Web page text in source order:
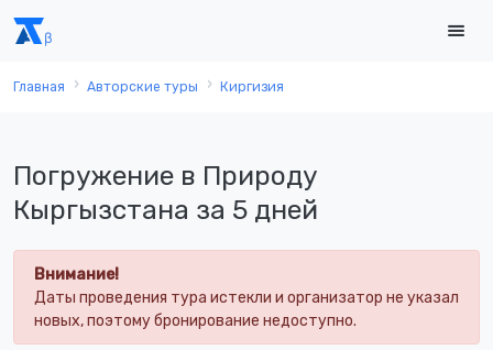
Главная Авторские туры Киргизия
Погружение в Природу
Кыргызстана за 5 дней
Внимание!
Даты проведения тура истекли и организатор не указал
новых, поэтому бронирование недоступно.